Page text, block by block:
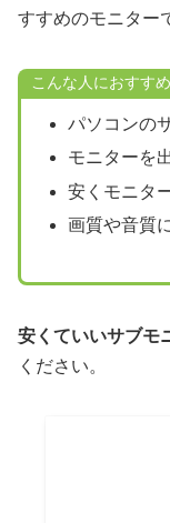
すすめのモニター
こんな人におすす
パソコンの
モニターを
安くモニタ
画質や音質
安くていいサブモ
ください。